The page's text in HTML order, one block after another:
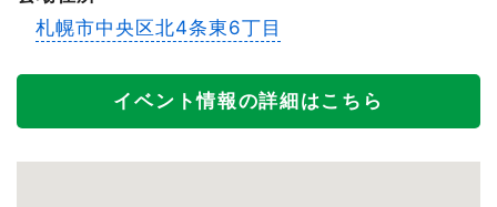
札幌市中央区北4条東6丁目
イベント情報の詳細はこちら